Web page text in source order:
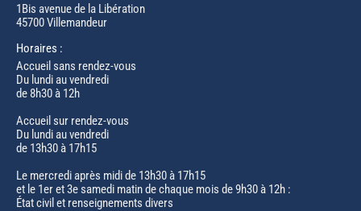
1Bis avenue de la Libération
45700 Villemandeur
Horaires :
Accueil sans rendez-vous
Du lundi au vendredi
de 8h30 à 12h
Accueil sur rendez-vous
Du lundi au vendredi
de 13h30 à 17h15
Le mercredi après midi de 13h30 à 17h15
et le 1er et 3e samedi matin de chaque mois de 9h30 à 12h :
État civil et renseignements divers